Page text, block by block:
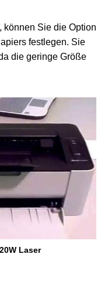
können Sie die Option
festlegen. Sie
die geringe Größe
Laser